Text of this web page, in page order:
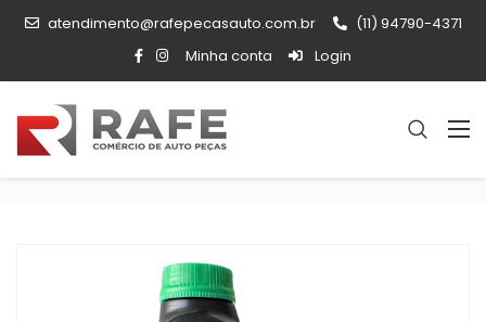
atendimento@rafepecasauto.com.br
(11) 94790-4371
Minha conta
Login